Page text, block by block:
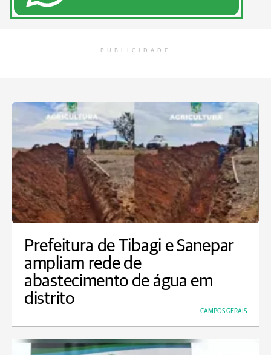
PUBLICIDADE
Prefeitura de Tibagi e Sanepar
ampliam rede de
abastecimento de água em
distrito
CAMPOS GERAIS